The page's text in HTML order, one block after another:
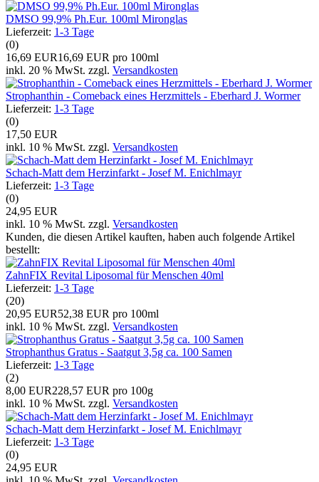
DMSO 99,9% Ph.Eur. 100ml Mironglas
Lieferzeit: 1-3 Tage
(0)
16,69 EUR16,69 EUR pro 100ml
inkl. 20 % MwSt. zzgl. Versandkosten
Strophanthin - Comeback eines Herzmittels - Eberhard J. Wormer
Lieferzeit: 1-3 Tage
(0)
17,50 EUR
inkl. 10 % MwSt. zzgl. Versandkosten
Schach-Matt dem Herzinfarkt - Josef M. Enichlmayr
Lieferzeit: 1-3 Tage
(0)
24,95 EUR
inkl. 10 % MwSt. zzgl. Versandkosten
Kunden, die diesen Artikel kauften, haben auch folgende Artikel
bestellt:
ZahnFIX Revital Liposomal für Menschen 40ml
Lieferzeit: 1-3 Tage
(20)
20,95 EUR52,38 EUR pro 100ml
inkl. 10 % MwSt. zzgl. Versandkosten
Strophanthus Gratus - Saatgut 3,5g ca. 100 Samen
Lieferzeit: 1-3 Tage
(2)
8,00 EUR228,57 EUR pro 100g
inkl. 10 % MwSt. zzgl. Versandkosten
Schach-Matt dem Herzinfarkt - Josef M. Enichlmayr
Lieferzeit: 1-3 Tage
(0)
24,95 EUR